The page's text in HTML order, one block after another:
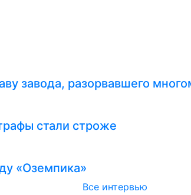
завода, разорвавшего
стали строже
«Оземпика»
Все интервью